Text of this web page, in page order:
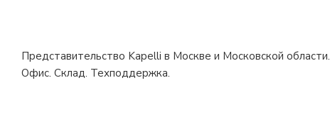
Представительство Kapelli в Москве и Московской области.
Офис. Склад. Техподдержка.